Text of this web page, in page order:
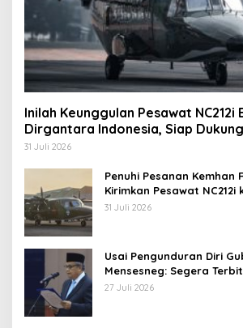
Inilah Keunggulan Pesawat NC212i
Dirgantara Indonesia, Siap
Operasi TNI
31 Juli 2026
Penuhi Pesanan Kemhan
Kirimkan Pesawat NC212i
AU
31 Juli 2026
Usai Pengunduran Diri
Mensesneg: Segera
Pemberhentian dengan
27 Juli 2026